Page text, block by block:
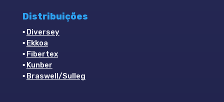
Distribuições
▪ Diversey
▪ Ekkoa
▪ Fibertex
▪ Kunber
▪ Braswell/Sulleg